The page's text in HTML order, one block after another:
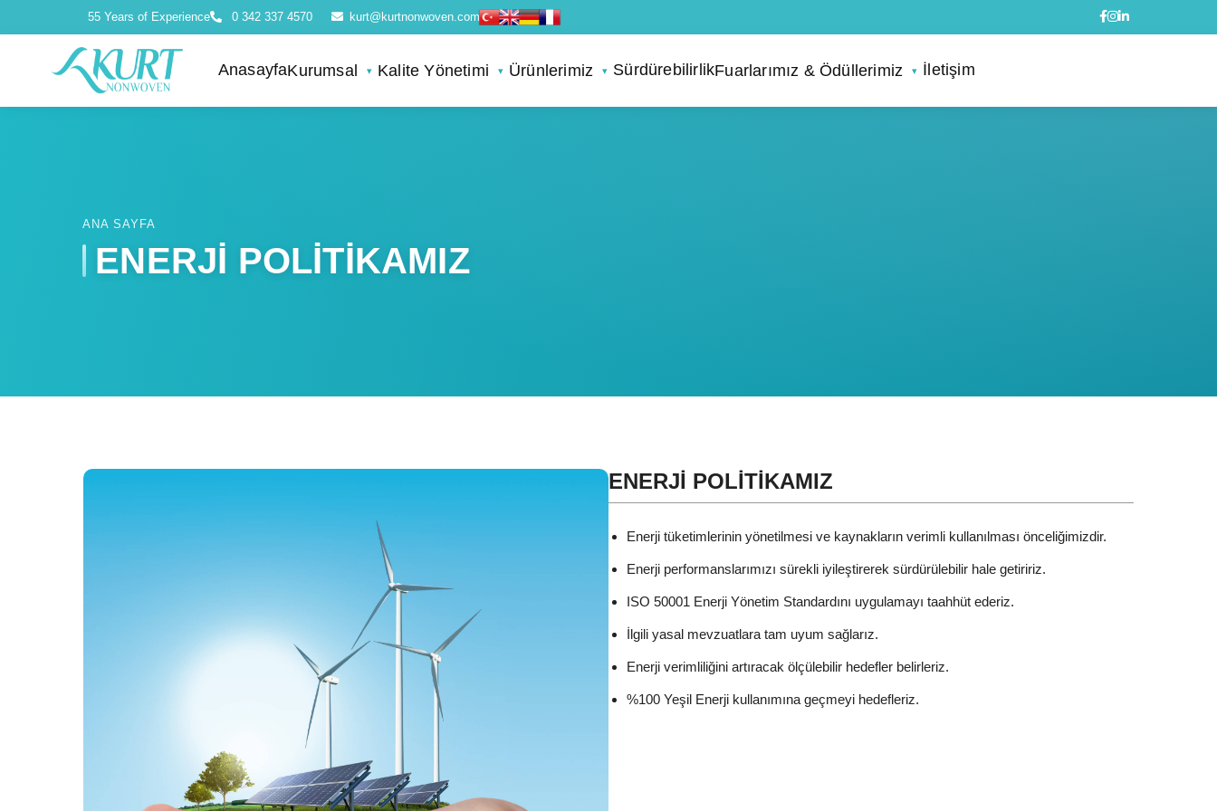
55 Years of Experience 0 342 337 4570 kurt@kurtnonwoven.com
AnasayfaKurumsal Kalite Yönetimi Ürünlerimiz SürdürebilirlikFuarlarımız & Ödüllerimiz İletişim
ANA SAYFA
ENERJİ POLİTİKAMIZ
ENERJİ POLİTİKAMIZ
Enerji tüketimlerinin yönetilmesi ve kaynakların verimli kullanılması önceliğimizdir.
Enerji performanslarımızı sürekli iyileştirerek sürdürülebilir hale getiririz.
ISO 50001 Enerji Yönetim Standardını uygulamayı taahhüt ederiz.
İlgili yasal mevzuatlara tam uyum sağlarız.
Enerji verimliliğini artıracak ölçülebilir hedefler belirleriz.
%100 Yeşil Enerji kullanımına geçmeyi hedefleriz.